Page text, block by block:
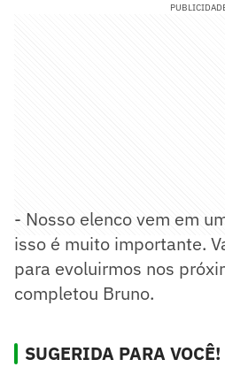
- Nosso elenco vem em
isso é muito importante.
para evoluirmos nos
completou Bruno.
SUGERIDA PARA VOCÊ!